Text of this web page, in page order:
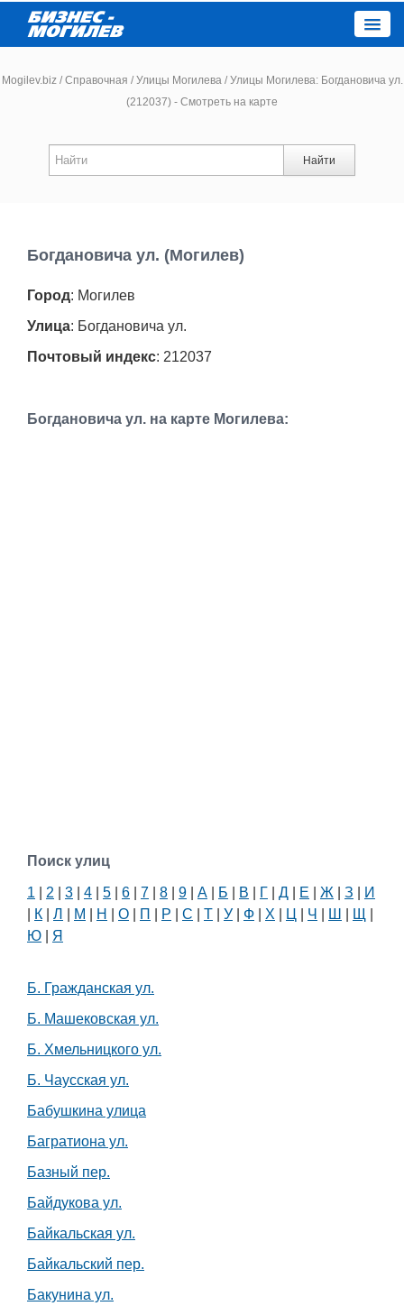
Новости
Афиша
Транспорт
Mogilev.biz / Справочная / Улицы Могилева /Улицы Могилева: Богдановича ул.
(212037) - Смотреть на карте
Найти
Богдановича ул. (Могилев)
Город: Могилев
Улица: Богдановича ул.
Почтовый индекс: 212037
Богдановича ул. на карте Могилева:
Поиск улиц
1 2 3 4 5 6 7 8 9 А Б В Г Д Е Ж З
И
К Л М Н О П Р С Т У Ф Х Ц Ч Ш Щ
Ю
Я
Б. Гражданская ул.
Б. Машековская ул.
Б. Хмельницкого ул.
Б. Чаусская ул.
Бабушкина улица
Багратиона ул.
Базный пер.
Байдукова ул.
Байкальская ул.
Байкальский пер.
Бакунина ул.